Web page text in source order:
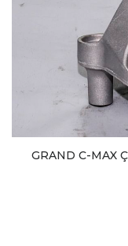
GRAND C-MAX